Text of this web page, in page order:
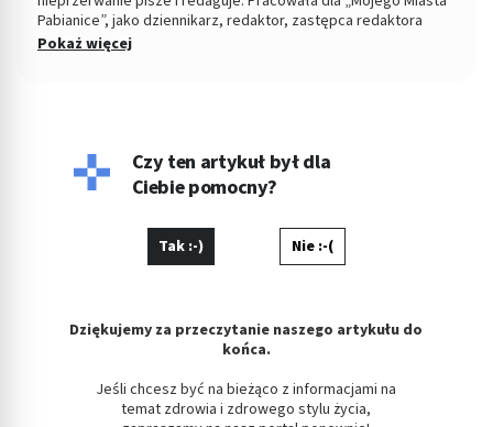
Pabianice”, jako dziennikarz, redaktor, zastępca redaktora
naczelnego i PR-owiec, współpracowała z „Nowym Życiem
Pokaż więcej
Czy ten artykuł był dla
Ciebie pomocny?
Tak :-) Nie :-(
Dziękujemy za przeczytanie naszego artykułu do
końca.
Jeśli chcesz być na bieżąco z informacjami na
temat zdrowia i zdrowego stylu życia,